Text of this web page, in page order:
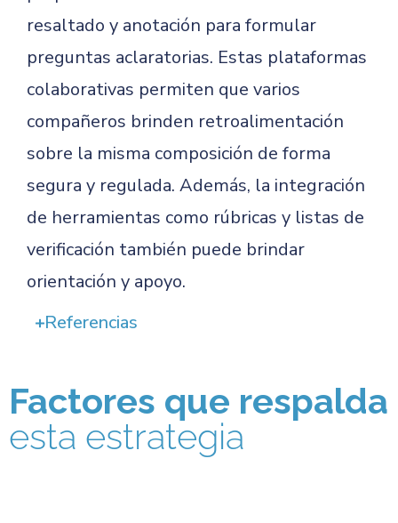
resaltado y anotación para formular
preguntas aclaratorias. Estas plataformas
colaborativas permiten que varios
compañeros brinden retroalimentación
sobre la misma composición de forma
segura y regulada. Además, la integración
de herramientas como rúbricas y listas de
verificación también puede brindar
orientación y apoyo.
Referencias
Factores que respalda
esta estrategia